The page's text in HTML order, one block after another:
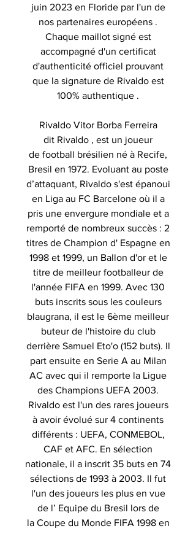
juin 2023 en Floride par l'un de
nos partenaires européens .
Chaque maillot signé est
accompagné d'un certificat
d'authenticité officiel prouvant
que la signature de Rivaldo est
100% authentique .
Rivaldo Vitor Borba Ferreira
dit Rivaldo , est un joueur
de football brésilien né à Recife,
Bresil en 1972. Evoluant au poste
d’attaquant, Rivaldo s'est épanoui
en Liga au FC Barcelone où il a
pris une envergure mondiale et a
remporté de nombreux succès : 2
titres de Champion d' Espagne en
1998 et 1999, un Ballon d'or et le
titre de meilleur footballeur de
l'année FIFA en 1999. Avec 130
buts inscrits sous les couleurs
blaugrana, il est le 6ème meilleur
buteur de l'histoire du club
derrière Samuel Eto'o (152 buts). Il
part ensuite en Serie A au Milan
AC avec qui il remporte la Ligue
des Champions UEFA 2003.
Rivaldo est l'un des rares joueurs
à avoir évolué sur 4 continents
différents : UEFA, CONMEBOL,
CAF et AFC. En sélection
nationale, il a inscrit 35 buts en 74
sélections de 1993 à 2003. Il fut
l'un des joueurs les plus en vue
de l’ Equipe du Bresil lors de
la Coupe du Monde FIFA 1998 en